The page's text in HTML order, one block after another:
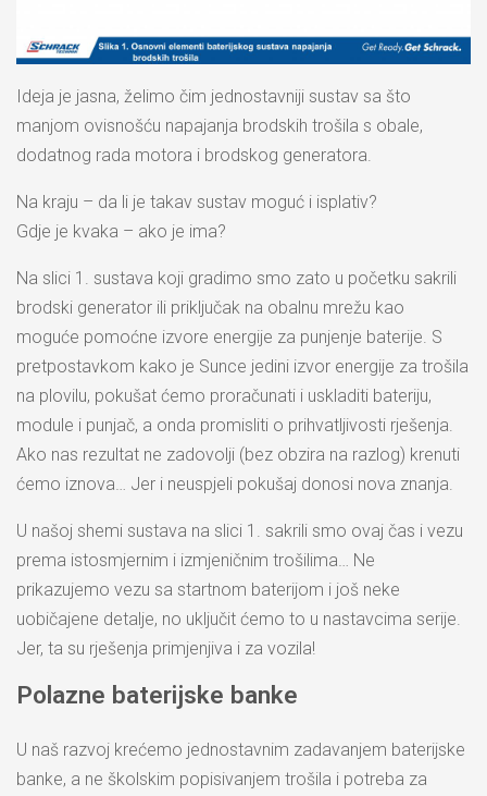
Ideja je jasna, želimo čim jednostavniji sustav sa što
manjom ovisnošću napajanja brodskih trošila s obale,
dodatnog rada motora i brodskog generatora.
Na kraju – da li je takav sustav moguć i isplativ?
Gdje je kvaka – ako je ima?
Na slici 1. sustava koji gradimo smo zato u početku sakrili
brodski generator ili priključak na obalnu mrežu kao
moguće pomoćne izvore energije za punjenje baterije. S
pretpostavkom kako je Sunce jedini izvor energije za trošila
na plovilu, pokušat ćemo proračunati i uskladiti bateriju,
module i punjač, a onda promisliti o prihvatljivosti rješenja.
Ako nas rezultat ne zadovolji (bez obzira na razlog) krenuti
ćemo iznova… Jer i neuspjeli pokušaj donosi nova znanja.
U našoj shemi sustava na slici 1. sakrili smo ovaj čas i vezu
prema istosmjernim i izmjeničnim trošilima… Ne
prikazujemo vezu sa startnom baterijom i još neke
uobičajene detalje, no uključit ćemo to u nastavcima serije.
Jer, ta su rješenja primjenjiva i za vozila!
Polazne baterijske banke
U naš razvoj krećemo jednostavnim zadavanjem baterijske
banke, a ne školskim popisivanjem trošila i potreba za